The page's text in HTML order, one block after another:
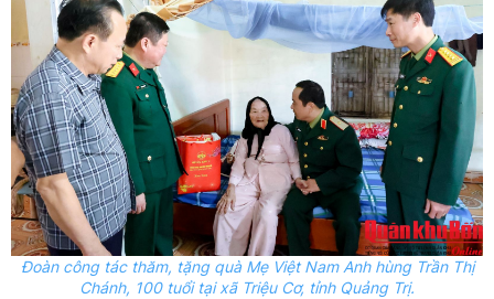
Đoàn công tác thăm, tặng quà Mẹ Việt Nam Anh hùng Trần Thị
Chánh, 100 tuổi tại xã Triệu Cơ, tỉnh Quảng Trị.